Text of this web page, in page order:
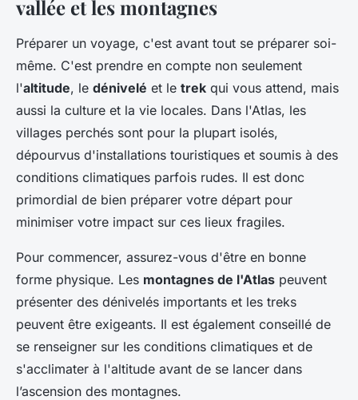
vallée et les montagnes
Préparer un voyage, c'est avant tout se préparer soi-
même. C'est prendre en compte non seulement
l'altitude, le dénivelé et le trek qui vous attend, mais
aussi la culture et la vie locales. Dans l'Atlas, les
villages perchés sont pour la plupart isolés,
dépourvus d'installations touristiques et soumis à des
conditions climatiques parfois rudes. Il est donc
primordial de bien préparer votre départ pour
minimiser votre impact sur ces lieux fragiles.
Pour commencer, assurez-vous d'être en bonne
forme physique. Les montagnes de l'Atlas peuvent
présenter des dénivelés importants et les treks
peuvent être exigeants. Il est également conseillé de
se renseigner sur les conditions climatiques et de
s'acclimater à l'altitude avant de se lancer dans
l’ascension des montagnes.